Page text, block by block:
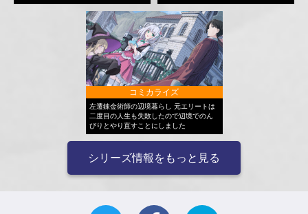
コミカライズ
左遷錬金術師の辺境暮らし 元エリートは
二度目の人生も失敗したので辺境でのん
びりとやり直すことにしました
シリーズ情報をもっと見る